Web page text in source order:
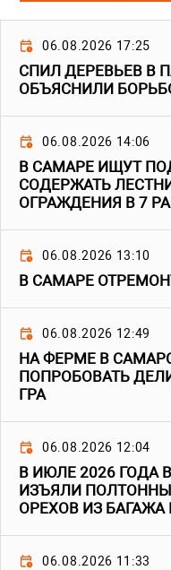
06.08.2026 17:25
СПИЛ ДЕРЕВЬЕВ В
ОБЪЯСНИЛИ
06.08.2026 14:06
В САМАРЕ ИЩУТ
СОДЕРЖАТЬ
ОГРАЖДЕНИЯ В 7
06.08.2026 13:10
В САМАРЕ
06.08.2026 12:49
НА ФЕРМЕ В
ПОПРОБОВАТЬ
ГРА
06.08.2026 12:04
В ИЮЛЕ 2026 ГОДА
ИЗЪЯЛИ
ОРЕХОВ ИЗ БАГАЖА
06.08.2026 11:33